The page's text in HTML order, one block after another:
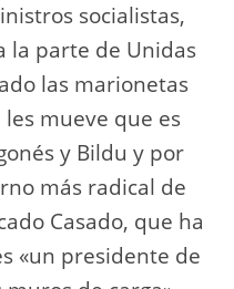
socialistas,
la parte de Unidas
las marionetas
mueve que es
y Bildu y por
más radical de
Casado, que ha
«un presidente de